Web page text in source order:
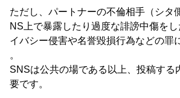
ただし、パートナーの不倫相手（シタ
NS上で暴露したり過度な誹謗中傷を
イバシー侵害や名誉毀損行為などの罪
。
SNSは公共の場である以上、投稿する
要です。